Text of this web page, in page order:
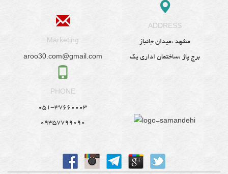
Marketing
aroo30.com@gmail.com
ADDRESS
مشهد ،میدان جانباز
برج پاژ ،ساختمان اداری یک
PHONE
051-37660003
09357799090